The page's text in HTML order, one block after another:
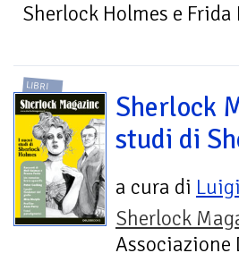
Sherlock Holmes e
LIBRI
Sherlock
studi di
a cura di
Sherlock
Associazione